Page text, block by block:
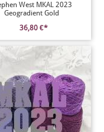
West MKAL 2023
Geogradient Gold
36,80 €*